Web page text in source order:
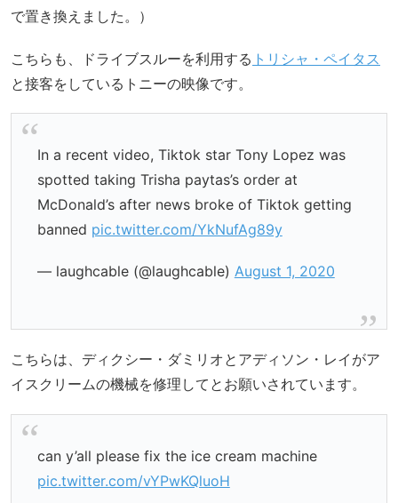
で置き換えました。）
こちらも、ドライブスルーを利用する トリシャ・ペイタス
と接客をしているトニーの映像です。
In a recent video, Tiktok star Tony Lopez was
spotted taking Trisha paytas’s order at
McDonald’s after news broke of Tiktok getting
banned pic.twitter.com/YkNufAg89y
— laughcable (@laughcable) August 1, 2020
こちらは、ディクシー・ダミリオとアディソン・レイがア
イスクリームの機械を修理してとお願いされています。
can y’all please fix the ice cream machine
pic.twitter.com/vYPwKQluoH